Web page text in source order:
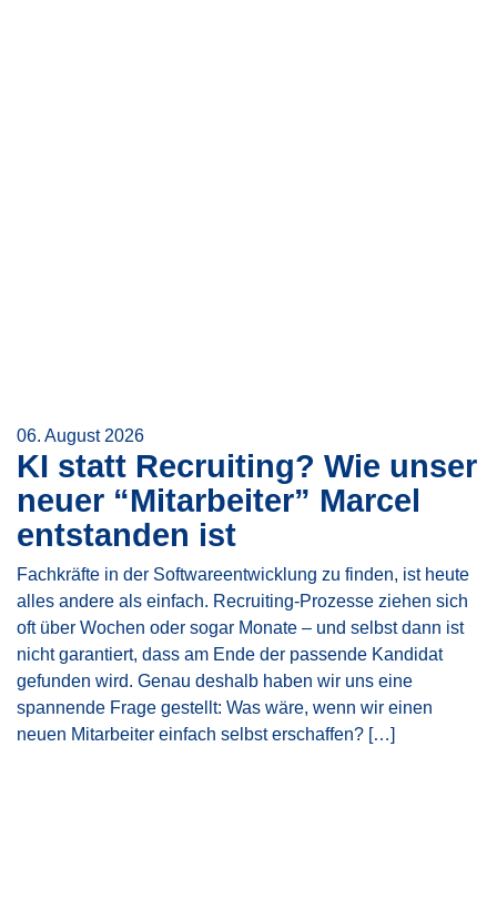
06. August 2026
KI statt Recruiting? Wie unser
neuer “Mitarbeiter” Marcel
entstanden ist
Fachkräfte in der Softwareentwicklung zu finden, ist heute
alles andere als einfach. Recruiting-Prozesse ziehen sich
oft über Wochen oder sogar Monate – und selbst dann ist
nicht garantiert, dass am Ende der passende Kandidat
gefunden wird. Genau deshalb haben wir uns eine
spannende Frage gestellt: Was wäre, wenn wir einen
neuen Mitarbeiter einfach selbst erschaffen? […]